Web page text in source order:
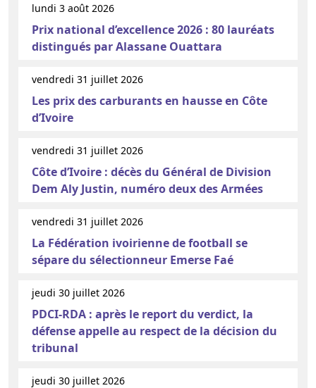
lundi 3 août 2026
Prix national d’excellence 2026 : 80 lauréats
distingués par Alassane Ouattara
vendredi 31 juillet 2026
Les prix des carburants en hausse en Côte
d’Ivoire
vendredi 31 juillet 2026
Côte d’Ivoire : décès du Général de Division
Dem Aly Justin, numéro deux des Armées
vendredi 31 juillet 2026
La Fédération ivoirienne de football se
sépare du sélectionneur Emerse Faé
jeudi 30 juillet 2026
PDCI-RDA : après le report du verdict, la
défense appelle au respect de la décision du
tribunal
jeudi 30 juillet 2026